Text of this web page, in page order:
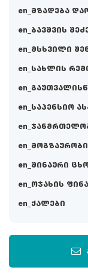
en_მზადება
en_ბავშვის
en_მსხვილი
en_სახლის
en_საპენსიო
en_შინაური
en_ოჯახის
en_ქალები